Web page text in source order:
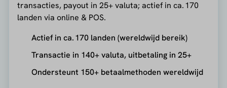
transacties, payout in 25+ valuta; actief in ca. 170
landen via online & POS.
Actief in ca. 170 landen (wereldwijd bereik)
Transactie in 140+ valuta, uitbetaling in 25+
Ondersteunt 150+ betaalmethoden wereldwijd